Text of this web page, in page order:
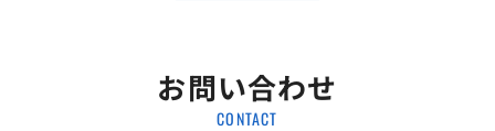
お問い合わせ
CONTACT